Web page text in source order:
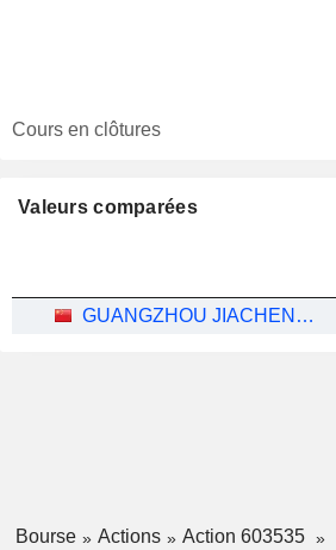
Cours en clôtures
Valeurs comparées
GUANGZHOU JIACHENG INTERNATIONAL LOGISTICS CO.,LTD.
Bourse Actions
Action 603535